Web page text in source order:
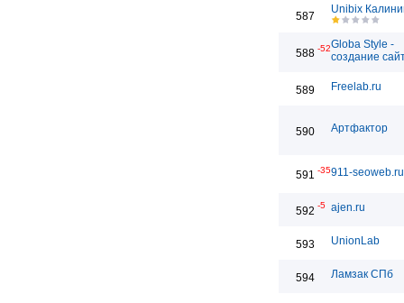
587
Unibix
588 -52Globa Style -
создание
589 Freelab.ru
590 Артфактор
591 -35911-seoweb.ru
592 -5 ajen.ru
593 UnionLab
594 Ламзак СПб